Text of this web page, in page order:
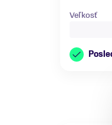
Veľkosť